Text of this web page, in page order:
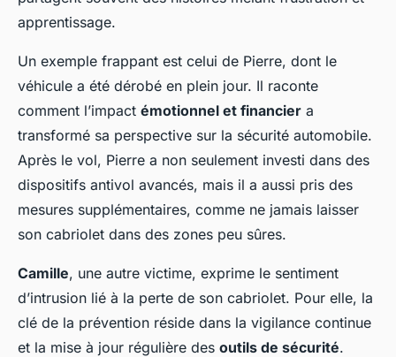
apprentissage.
Un exemple frappant est celui de Pierre, dont le
véhicule a été dérobé en plein jour. Il raconte
comment l’impact émotionnel et financier a
transformé sa perspective sur la sécurité automobile.
Après le vol, Pierre a non seulement investi dans des
dispositifs antivol avancés, mais il a aussi pris des
mesures supplémentaires, comme ne jamais laisser
son cabriolet dans des zones peu sûres.
Camille, une autre victime, exprime le sentiment
d’intrusion lié à la perte de son cabriolet. Pour elle, la
clé de la prévention réside dans la vigilance continue
et la mise à jour régulière des outils de sécurité.